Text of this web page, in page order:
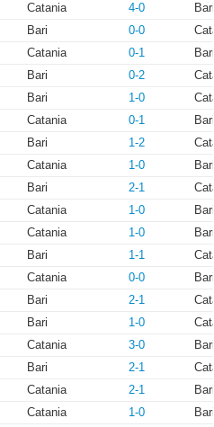
Catania 4-0
Bari
Bari 0-0
Catania 0-1
Bari
Bari 0-2
Bari 1-0
Catania 0-1
Bari
Bari 1-2
Catania 1-0
Bari
Bari 2-1
Catania 1-0
Bari
Catania 1-0
Bari
Bari 1-1
Catania 0-0
Bari
Bari 2-1
Bari 1-0
Catania 3-0
Bari
Bari 2-1
Catania 2-1
Bari
Catania 1-0
Bari